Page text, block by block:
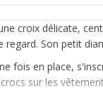
croix délicate,
Son petit
fois en place,
sur les